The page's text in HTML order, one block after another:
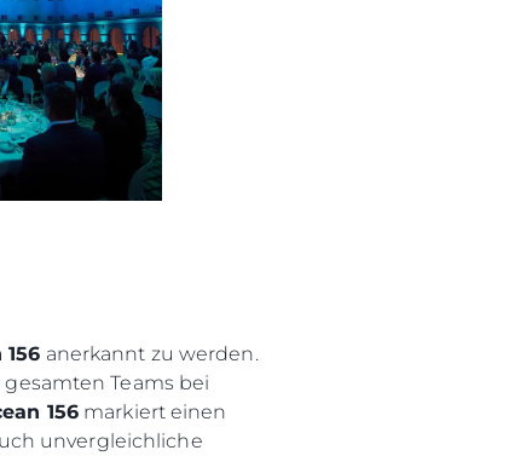
156 anerkannt zu werden.
Teams bei
156 markiert einen
unvergleichliche